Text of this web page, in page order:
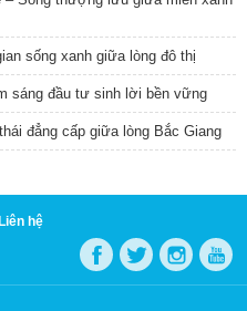
sống xanh giữa lòng đô thị
sáng đầu tư sinh lời bền vững
đẳng cấp giữa lòng Bắc Giang
Liên hệ